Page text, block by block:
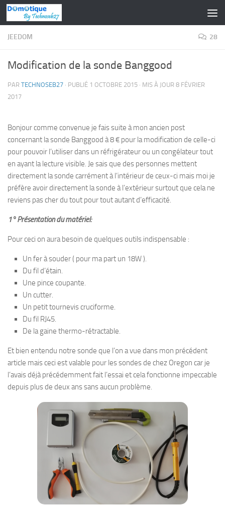
Skip to content
JEEDOM 28
Modification de la sonde Banggood
PAR TECHNOSEB27 · PUBLIÉ 1 OCTOBRE 2015 · MIS À JOUR 8 FÉVRIER
2017
Bonjour comme convenue je fais suite à mon ancien post
concernant la sonde Banggood à 8 € pour la modification de celle-ci
pour pouvoir l’utiliser dans un réfrigérateur ou un congélateur tout
en ayant la lecture visible. Je sais que des personnes mettent
directement la sonde carrément à l’intérieur de ceux-ci mais moi je
préfère avoir directement la sonde à l’extérieur surtout que cela ne
reviens pas cher du tout pour tout autant d’efficacité.
1° Présentation du matériel:
Pour ceci on aura besoin de quelques outils indispensable :
Un fer à souder ( pour ma part un 18W ).
Du fil d’étain.
Une pince coupante.
Un cutter.
Un petit tournevis cruciforme.
Du fil RJ45.
De la gaine thermo-rétractable.
Et bien entendu notre sonde que l’on a vue dans mon précédent
article mais ceci est valable pour les sondes de chez Oregon car je
l’avais déjà précédemment fait l’essai et cela fonctionne impeccable
depuis plus de deux ans sans aucun problème.